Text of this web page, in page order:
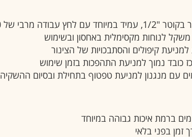
משקל לנוחות מקסימלית באחסון ובשימוש
קיפולים והסתבכויות של הצינור
כובד נמוך למניעת התהפכות בזמן שימוש
עם מנגנון למניעת טפטוף בתחילת ובסיום ההשקיה
מים ברמת איכות גבוהה במיוחד
זמן בפני בלאי